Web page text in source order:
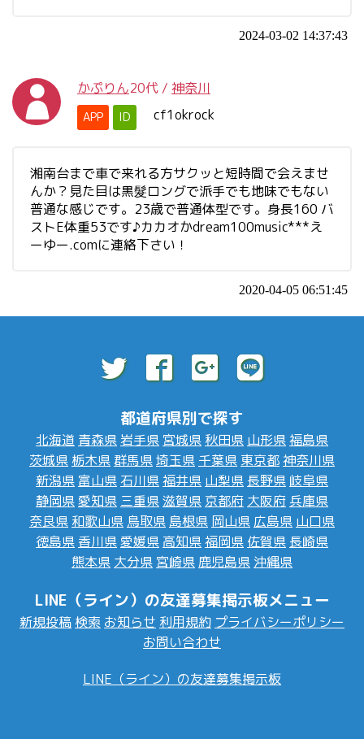
2024-03-02 14:37:43
かぷりん20代 / 神奈川
APP ID cf1okrock
湘南台まで車で来れる方サクッと短時間で会えませ
んか？見た目は黒髮ロングで派手でも地味でもない
普通な感じです。23歳で普通体型です。身長160 バ
ストE体重53です♪カカオかdream100music***え
ーゆー.comに連絡下さい！
2020-04-05 06:51:45
都道府県別で探す
北海道 青森県 岩手県 宮城県 秋田県 山形県福島県
茨城県 栃木県群馬県埼玉県 千葉県 東京都神奈川県
新潟県 富山県 石川県福井県 山梨県 長野県 岐阜県
静岡県愛知県 三重県滋賀県 京都府 大阪府 兵庫県
奈良県 和歌山県 鳥取県 島根県 岡山県 広島県 山口県
徳島県 香川県愛媛県 高知県福岡県 佐賀県 長崎県
熊本県 大分県 宮崎県 鹿児島県 沖縄県
LINE（ライン）の友達募集掲示板メニュー
新規投稿 検索 お知らせ 利用規約 プライバシーポリシー
お問い合わせ
LINE（ライン）の友達募集掲示板